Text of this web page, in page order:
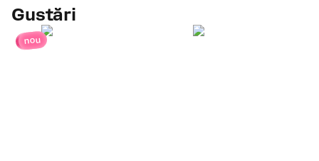
Gustări
nou